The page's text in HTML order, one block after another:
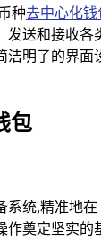
种去中心化钱
发送和接收
洁明了的界
包
统,精准地
奠定坚实的